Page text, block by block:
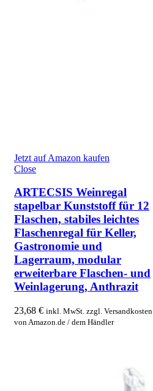
Jetzt auf Amazon kaufen
Close
ARTECSIS Weinregal
stapelbar Kunststoff für 12
Flaschen, stabiles leichtes
Flaschenregal für Keller,
Gastronomie und
Lagerraum, modular
erweiterbare Flaschen- und
Weinlagerung, Anthrazit
23,68 € inkl. MwSt. zzgl. Versandkosten
von Amazon.de / dem Händler